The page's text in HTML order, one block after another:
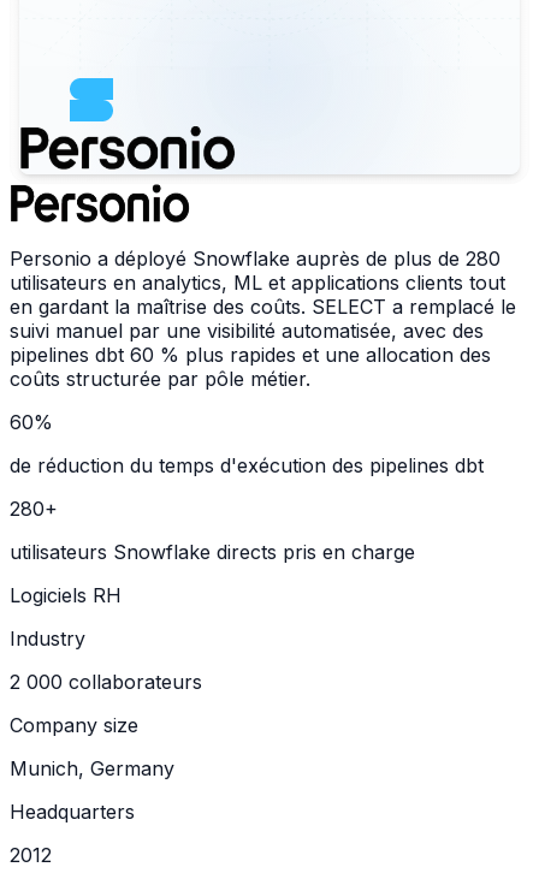
Personio a déployé Snowflake auprès de plus de 280
utilisateurs en analytics, ML et applications clients tout
en gardant la maîtrise des coûts. SELECT a remplacé le
suivi manuel par une visibilité automatisée, avec des
pipelines dbt 60 % plus rapides et une allocation des
coûts structurée par pôle métier.
60%
de réduction du temps d'exécution des pipelines dbt
280+
utilisateurs Snowflake directs pris en charge
Logiciels RH
Industry
2 000 collaborateurs
Company size
Munich, Germany
Headquarters
2012